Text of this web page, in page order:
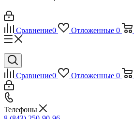
Сравнение0 Отложенные 0
Сравнение0 Отложенные 0
Телефоны